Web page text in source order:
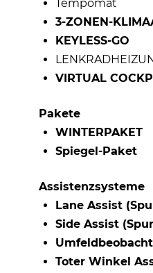
Tempomat
3-ZONEN-
KEYLESS-GO
VIRTUAL
Pakete
WINTERPAKET
Spiegel-Paket
Assistenzsysteme
Lane Assist
Side Assist
Toter Winkel